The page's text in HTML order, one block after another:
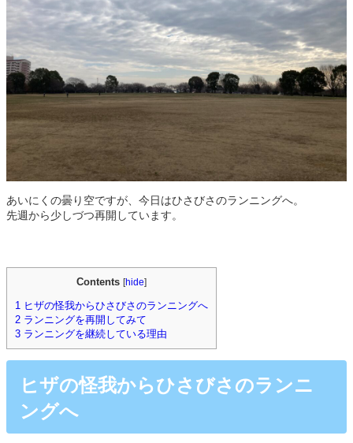
あいにくの曇り空ですが、今日はひさびさのランニングへ。
先週から少しづつ再開しています。
Contents [hide]
1 ヒザの怪我からひさびさのランニングへ
2 ランニングを再開してみて
3 ランニングを継続している理由
ヒザの怪我からひさびさのランニ
ングへ